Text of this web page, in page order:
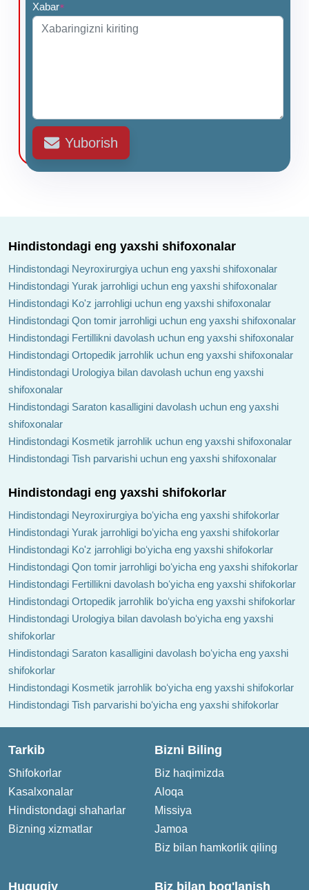
Xabar*
Yuborish
Hindistondagi eng yaxshi shifoxonalar
Hindistondagi Neyroxirurgiya uchun eng yaxshi shifoxonalar
Hindistondagi Yurak jarrohligi uchun eng yaxshi shifoxonalar
Hindistondagi Ko'z jarrohligi uchun eng yaxshi shifoxonalar
Hindistondagi Qon tomir jarrohligi uchun eng yaxshi shifoxonalar
Hindistondagi Fertillikni davolash uchun eng yaxshi shifoxonalar
Hindistondagi Ortopedik jarrohlik uchun eng yaxshi shifoxonalar
Hindistondagi Urologiya bilan davolash uchun eng yaxshi
shifoxonalar
Hindistondagi Saraton kasalligini davolash uchun eng yaxshi
shifoxonalar
Hindistondagi Kosmetik jarrohlik uchun eng yaxshi shifoxonalar
Hindistondagi Tish parvarishi uchun eng yaxshi shifoxonalar
Hindistondagi eng yaxshi shifokorlar
Hindistondagi Neyroxirurgiya boʻyicha eng yaxshi shifokorlar
Hindistondagi Yurak jarrohligi boʻyicha eng yaxshi shifokorlar
Hindistondagi Ko'z jarrohligi boʻyicha eng yaxshi shifokorlar
Hindistondagi Qon tomir jarrohligi boʻyicha eng yaxshi shifokorlar
Hindistondagi Fertillikni davolash boʻyicha eng yaxshi shifokorlar
Hindistondagi Ortopedik jarrohlik boʻyicha eng yaxshi shifokorlar
Hindistondagi Urologiya bilan davolash boʻyicha eng yaxshi
shifokorlar
Hindistondagi Saraton kasalligini davolash boʻyicha eng yaxshi
shifokorlar
Hindistondagi Kosmetik jarrohlik boʻyicha eng yaxshi shifokorlar
Hindistondagi Tish parvarishi boʻyicha eng yaxshi shifokorlar
Tarkib
Shifokorlar
Kasalxonalar
Hindistondagi shaharlar
Bizning xizmatlar
Bizni Biling
Biz haqimizda
Aloqa
Missiya
Jamoa
Biz bilan hamkorlik qiling
Huquqiy Biz bilan bog'lanish